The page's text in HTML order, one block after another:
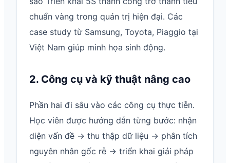
chuẩn vàng trong quản trị hiện đại. Các
case study từ Samsung, Toyota, Piaggio tại
Việt Nam giúp minh họa sinh động.
2. Công cụ và kỹ thuật nâng cao
Phần hai đi sâu vào các công cụ thực tiễn.
Học viên được hướng dẫn từng bước: nhận
diện vấn đề → thu thập dữ liệu → phân tích
nguyên nhân gốc rễ → triển khai giải pháp